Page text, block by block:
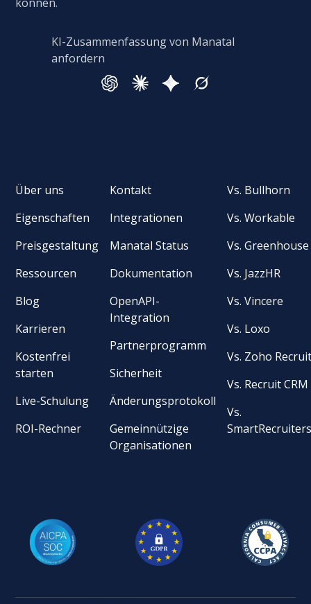
KI-Zusammenfassung von Manatal
anfordern
Über uns
Eigenschaften
Preisgestaltung
Ressourcen
Blog
Karrieren
Kostenfrei
starten
Live-Schulung
ROI-Rechner
Kontakt
Integrationen
Manatal Status
Dokumentation
OpenAPI-
Integration
Partnerprogramm
Sicherheit
Änderungsprotokoll
Gemeinnützige
Organisationen
Vs. Bullhorn
Vs. Workable
Vs. Greenhouse
Vs. JazzHR
Vs. Vincere
Vs. Loxo
Vs. Zoho
Vs. Recruit CRM
Vs.